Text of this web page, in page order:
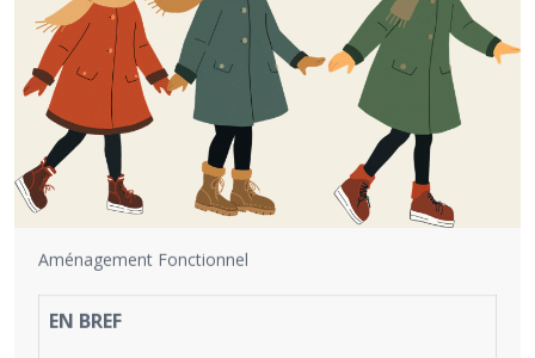
Aménagement Fonctionnel
EN BREF